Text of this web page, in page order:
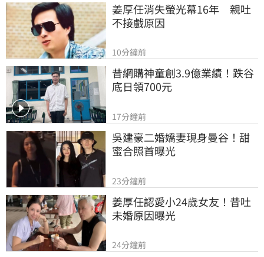
姜厚任消失螢光幕16年　親吐
不接戲原因
10分鐘前
昔網購神童創3.9億業績！跌谷
底日領700元
17分鐘前
吳建豪二婚嬌妻現身曼谷！甜
蜜合照首曝光
23分鐘前
姜厚任認愛小24歲女友！昔吐
未婚原因曝光
24分鐘前